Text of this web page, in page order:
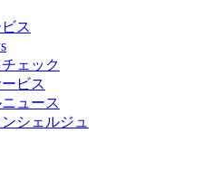
ス
ェック
ビス
ュース
シェルジュ